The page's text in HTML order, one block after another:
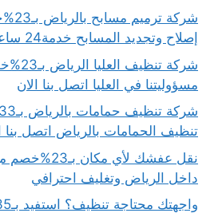
إصلاح وتجديد المسابح خدمة24 ساعة
شركة
مسؤوليتنا في العليا اتصل بنا الان
تنظيف الحمامات بالرياض اتصل بنا
نقل عفشك لأي
داخل الرياض وتغليف احترافي